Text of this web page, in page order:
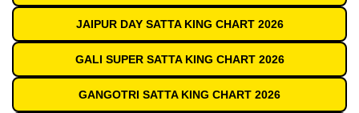
JAIPUR DAY SATTA KING CHART 2026
GALI SUPER SATTA KING CHART 2026
GANGOTRI SATTA KING CHART 2026